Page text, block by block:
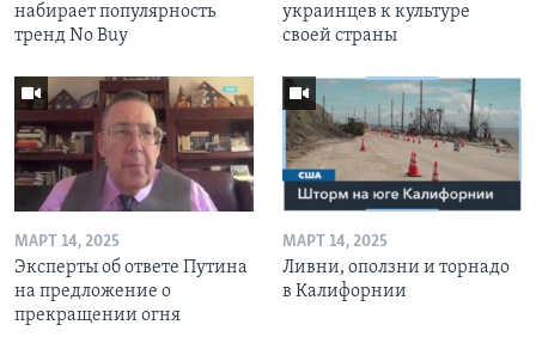
набирает популярность
тренд No Buy
украинцев к культуре
своей страны
МАРТ 14, 2025
Эксперты об ответе Путина
на предложение о
прекращении огня
МАРТ 14, 2025
Ливни, оползни и торнадо
в Калифорнии